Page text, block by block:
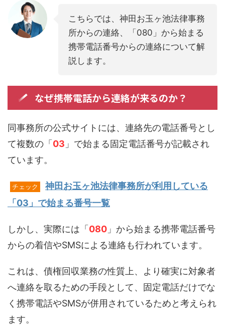
こちらでは、神田お玉ヶ池法律事務
所からの連絡、「080」から始まる
携帯電話番号からの連絡について解
説します。
なぜ携帯電話から連絡が来るのか？
同事務所の公式サイトには、連絡先の電話番号とし
て複数の「 03 」で始まる固定電話番号が記載され
ています。
チェック
神田お玉ヶ池法律事務所が利用している
「03」で始まる番号一覧
しかし、実際には「 080 」から始まる携帯電話番号
からの着信やSMSによる連絡も行われています。
これは、債権回収業務の性質上、より確実に対象者
へ連絡を取るための手段として、固定電話だけでな
く携帯電話やSMSが併用されているためと考えられ
ます。